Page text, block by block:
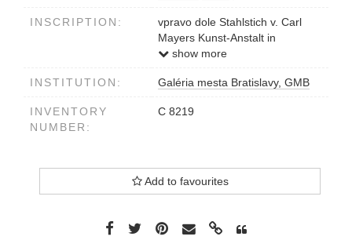
INSCRIPTION:
vpravo dole Stahlstich v. Carl
Mayers Kunst-Anstalt in
Nürnberg
MEDNYANSZKY 1844... 1772 H.
1714 GLUCK 1787, 1772
show more
INSTITUTION: Galéria mesta Bratislavy, GMB
INVENTORY
NUMBER:
C 8219
Add to favourites